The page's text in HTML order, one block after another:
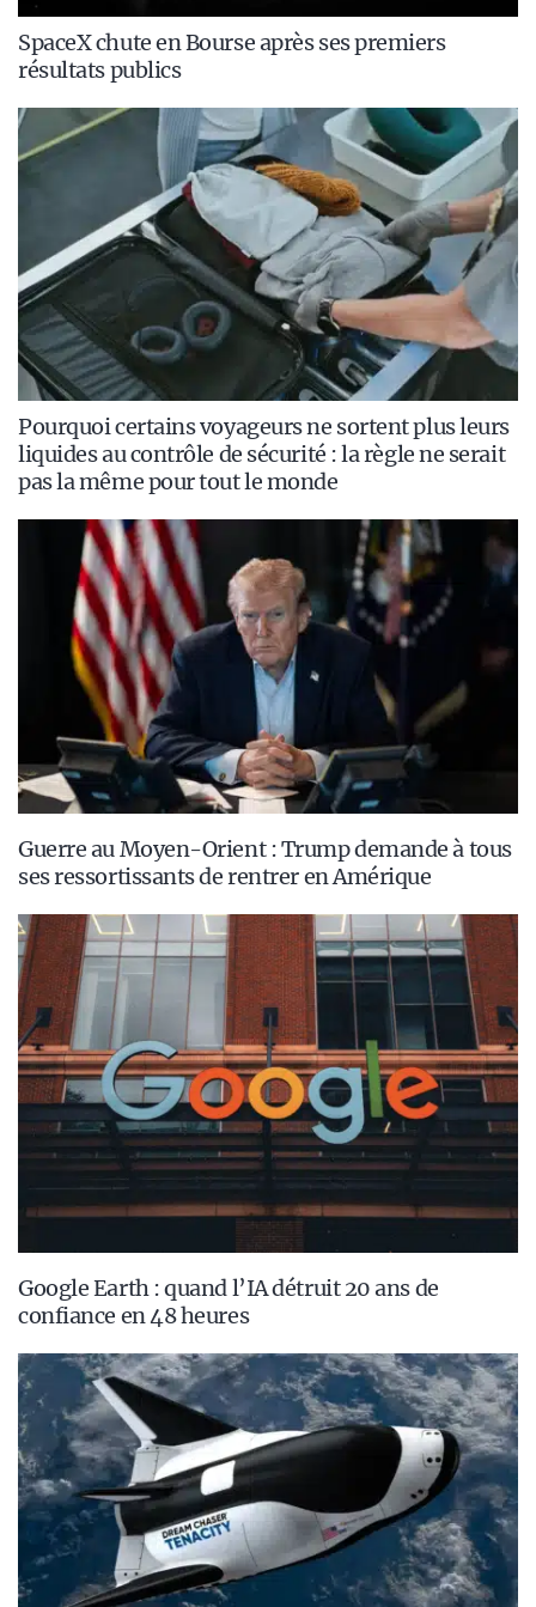
SpaceX chute en Bourse après ses premiers
résultats publics
Pourquoi certains voyageurs ne sortent plus leurs
liquides au contrôle de sécurité : la règle ne serait
pas la même pour tout le monde
Guerre au Moyen-Orient : Trump demande à tous
ses ressortissants de rentrer en Amérique
Google Earth : quand l’IA détruit 20 ans de
confiance en 48 heures